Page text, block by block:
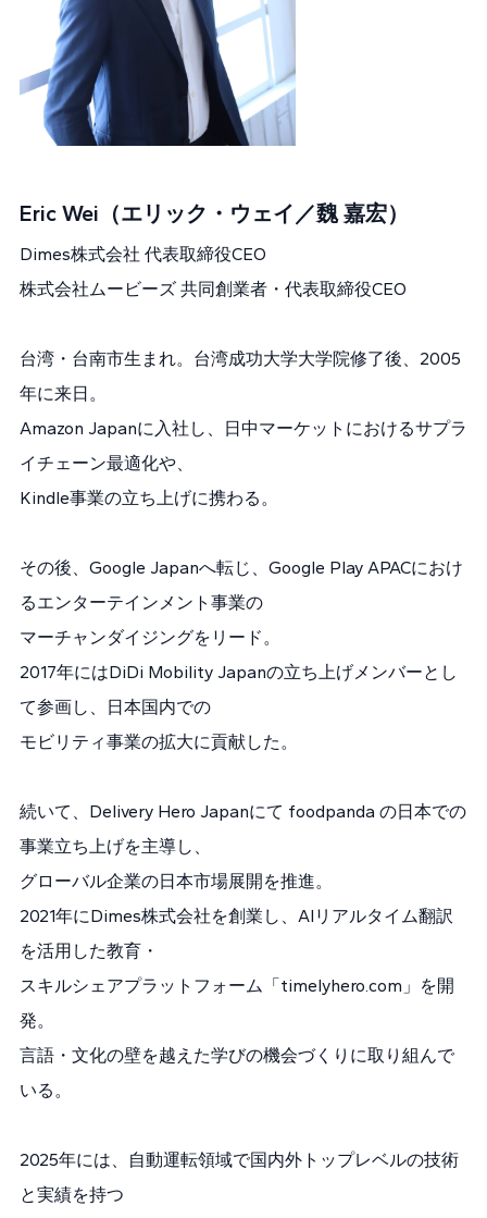
Eric Wei（エリック・ウェイ／魏 嘉宏）
Dimes株式会社 代表取締役CEO
株式会社ムービーズ 共同創業者・代表取締役CEO
台湾・台南市生まれ。台湾成功大学大学院修了後、2005
年に来日。
Amazon Japanに入社し、日中マーケットにおけるサプラ
イチェーン最適化や、
Kindle事業の立ち上げに携わる。
その後、Google Japanへ転じ、Google Play APACにおけ
るエンターテインメント事業の
マーチャンダイジングをリード。
2017年にはDiDi Mobility Japanの立ち上げメンバーとし
て参画し、日本国内での
モビリティ事業の拡大に貢献した。
続いて、Delivery Hero Japanにて foodpanda の日本での
事業立ち上げを主導し、
グローバル企業の日本市場展開を推進。
2021年にDimes株式会社を創業し、AIリアルタイム翻訳
を活用した教育・
スキルシェアプラットフォーム「timelyhero.com」を開
発。
言語・文化の壁を越えた学びの機会づくりに取り組んで
いる。
2025年には、自動運転領域で国内外トップレベルの技術
と実績を持つ